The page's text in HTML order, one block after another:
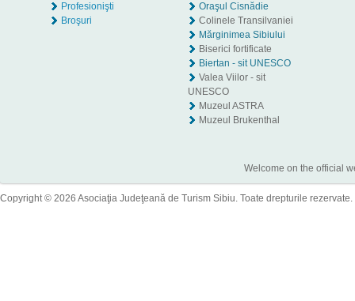
Profesionişti
Broşuri
Oraşul Cisnădie
Colinele Transilvaniei
Mărginimea Sibiului
Biserici fortificate
Biertan - sit UNESCO
Valea Viilor - sit
UNESCO
Muzeul ASTRA
Muzeul Brukenthal
Welcome on the official
Copyright © 2026 Asociaţia Judeţeană de Turism Sibiu. Toate drepturile rezervate.